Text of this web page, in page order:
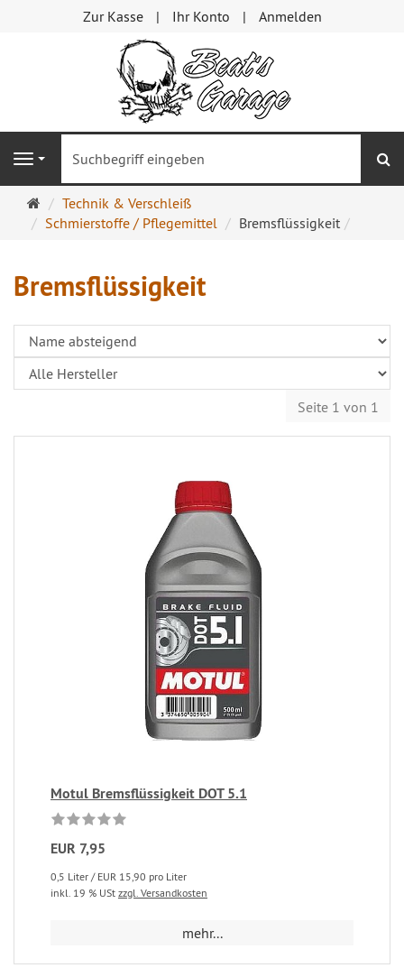
Zur Kasse Ihr Konto Anmelden
Navigation
Startseite
Technik & Verschleiß
Schmierstoffe / Pflegemittel
Bremsflüssigkeit
Bremsflüssigkeit
Seite 1 von 1
Motul Bremsflüssigkeit DOT 5.1
EUR 7,95
0,5 Liter / EUR 15,90 pro Liter
inkl. 19 % USt zzgl. Versandkosten
mehr...